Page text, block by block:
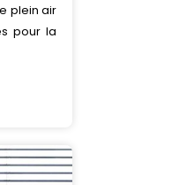
plein air
pour la